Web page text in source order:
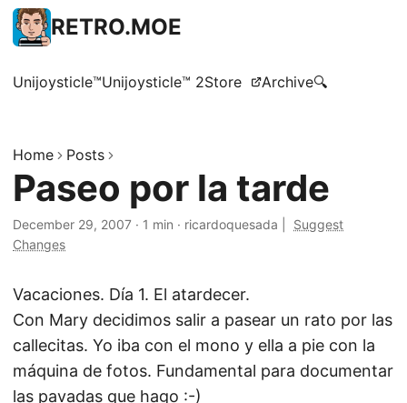
RETRO.MOE
Unijoysticle™Unijoysticle™ 2Store Archive🔍
Home Posts
Paseo por la tarde
December 29, 2007 · 1 min · ricardoquesada
Suggest
Changes
Vacaciones. Día 1. El atardecer.
Con Mary decidimos salir a pasear un rato por las
callecitas. Yo iba con el mono y ella a pie con la
máquina de fotos. Fundamental para documentar
las pavadas que hago :-)